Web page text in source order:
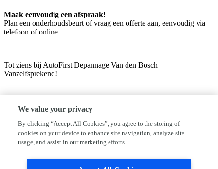
Maak eenvoudig een afspraak!
Plan een onderhoudsbeurt of vraag een offerte aan, eenvoudig via
telefoon of online.
Tot ziens bij AutoFirst Depannage Van den Bosch –
Vanzelfsprekend!
We value your privacy
By clicking “Accept All Cookies”, you agree to the storing of
cookies on your device to enhance site navigation, analyze site
usage, and assist in our marketing efforts.